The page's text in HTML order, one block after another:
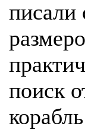
писали
поиск